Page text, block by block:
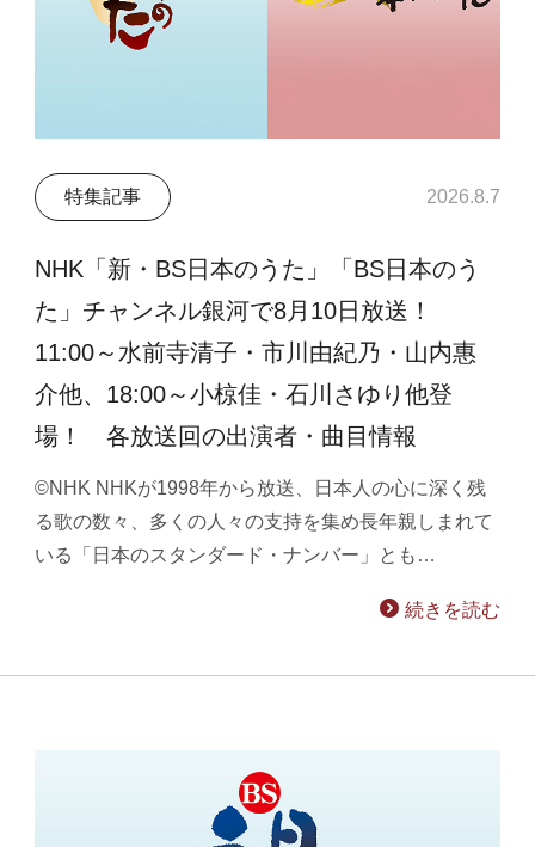
特集記事 2026.8.7
NHK「新・BS日本のうた」「BS日本のう
た」チャンネル銀河で8月10日放送！
11:00～水前寺清子・市川由紀乃・山内惠
介他、18:00～小椋佳・石川さゆり他登
場！ 各放送回の出演者・曲目情報
©NHK NHKが1998年から放送、日本人の心に深く残
る歌の数々、多くの人々の支持を集め長年親しまれて
いる「日本のスタンダード・ナンバー」とも…
続きを読む